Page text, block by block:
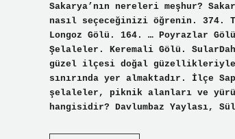
Sakarya’nın nereleri meşhur?
nasıl seçeceğinizi öğrenin. 374.
Longoz Gölü. 164. … Poyrazlar
Şelaleler. Keremali Gölü.
güzel ilçesi doğal güzellikleriyle
sınırında yer almaktadır. İlçe
şelaleler, piknik alanları ve
hangisidir? Davlumbaz Yaylası,